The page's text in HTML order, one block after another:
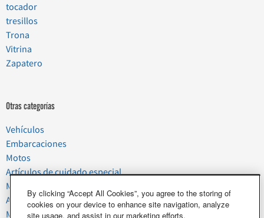
tocador
tresillos
Trona
Vitrina
Zapatero
Otras categorías
Vehículos
Embarcaciones
Motos
Artículos de cuidado especial
Mudanzas
Artículos del hogar
Mascotas
By clicking “Accept All Cookies”, you agree to the storing of
cookies on your device to enhance site navigation, analyze
site usage, and assist in our marketing efforts.